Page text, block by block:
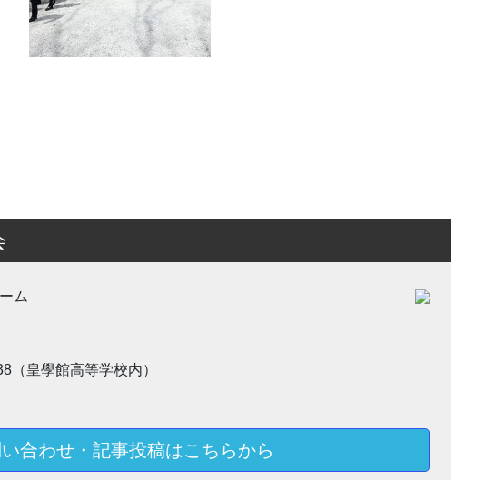
ム
（皇學館高等学校内）
合わせ・記事投稿はこちらから